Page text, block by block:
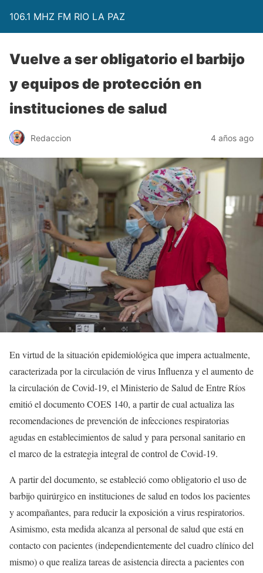
106.1 MHZ FM RIO LA PAZ
Vuelve a ser obligatorio el barbijo
y equipos de protección en
instituciones de salud
Redaccion 4 años ago
En virtud de la situación epidemiológica que impera actualmente,
caracterizada por la circulación de virus Influenza y el aumento de
la circulación de Covid-19, el Ministerio de Salud de Entre Ríos
emitió el documento COES 140, a partir de cual actualiza las
recomendaciones de prevención de infecciones respiratorias
agudas en establecimientos de salud y para personal sanitario en
el marco de la estrategia integral de control de Covid-19.
A partir del documento, se estableció como obligatorio el uso de
barbijo quirúrgico en instituciones de salud en todos los pacientes
y acompañantes, para reducir la exposición a virus respiratorios.
Asimismo, esta medida alcanza al personal de salud que está en
contacto con pacientes (independientemente del cuadro clínico del
mismo) o que realiza tareas de asistencia directa a pacientes con